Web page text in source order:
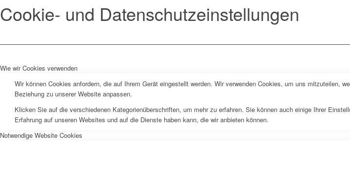
Cookie- und Datenschutzeinstellungen
Wie wir Cookies verwenden
Wir können Cookies anfordern, die auf Ihrem Gerät eingestellt werden. Wir verwenden Cookies, um uns mitzuteilen,
Beziehung zu unserer Website anpassen.
Klicken Sie auf die verschiedenen Kategorienüberschriften, um mehr zu erfahren. Sie können auch einige Ihrer
Erfahrung auf unseren Websites und auf die Dienste haben kann, die wir anbieten können.
Notwendige Website Cookies